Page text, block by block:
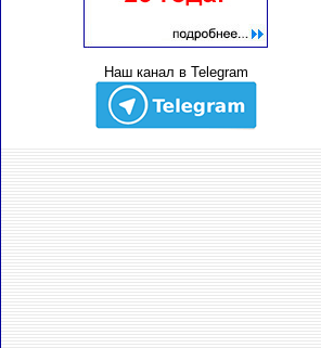
Наш канал в Telegram